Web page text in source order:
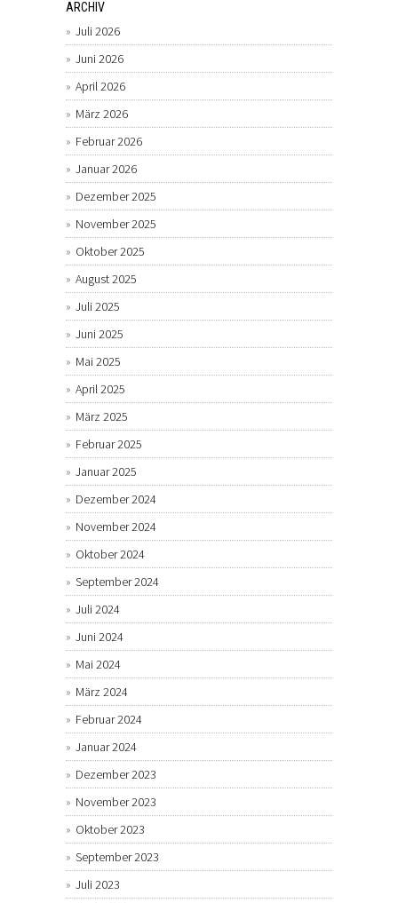
ARCHIV
Juli 2026
Juni 2026
April 2026
März 2026
Februar 2026
Januar 2026
Dezember 2025
November 2025
Oktober 2025
August 2025
Juli 2025
Juni 2025
Mai 2025
April 2025
März 2025
Februar 2025
Januar 2025
Dezember 2024
November 2024
Oktober 2024
September 2024
Juli 2024
Juni 2024
Mai 2024
März 2024
Februar 2024
Januar 2024
Dezember 2023
November 2023
Oktober 2023
September 2023
Juli 2023